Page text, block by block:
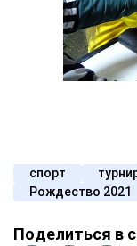
спорт
Рождество 2021
Поделиться в